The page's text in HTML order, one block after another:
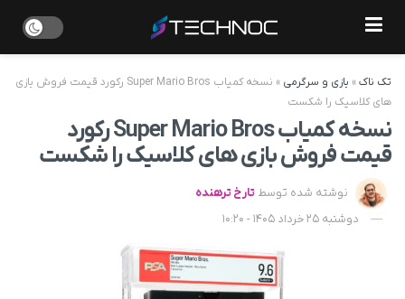
تک ناک» بازی و سرگرمی »
نسخه کمیاب Super Mario Bros رکورد قیمت فروش بازی
های کلاسیک را شکست
نسخه کمیاب Super Mario Bros رکورد
قیمت فروش بازی های کلاسیک را شکست
نوشته شده توسط تارخ ترهنده
دوشنبه 25 خرداد 1405 - 10:20